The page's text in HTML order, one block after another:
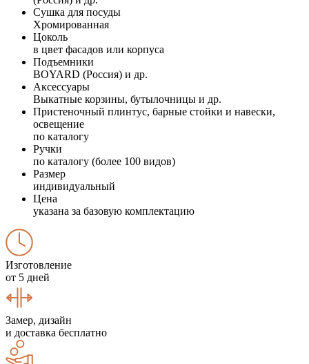
Сушка для посуды
Хромированная
Цоколь
в цвет фасадов или корпуса
Подъемники
BOYARD (Россия) и др.
Аксессуары
Выкатные корзины, бутылочницы и др.
Пристеночный плинтус, барные стойки и навески,
освещение
по каталогу
Ручки
по каталогу (более 100 видов)
Размер
индивидуальный
Цена
указана за базовую комплектацию
Изготовление
от 5 дней
Замер, дизайн
и доставка бесплатно